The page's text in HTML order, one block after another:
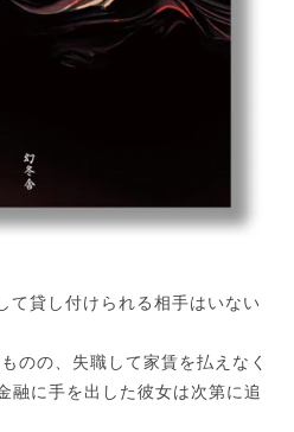
て貸し付けられる相手はいない
のの、失職して家賃を払えなく
融に手を出した彼女は次第に追